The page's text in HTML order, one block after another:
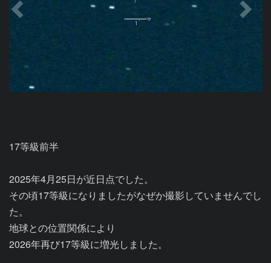
17等級前半
2025年4月25日が近日点でした。
その頃17等級になりましたがなぜか撮影していませんでし
た。
地球との位置関係により
2026年再び17等級に増光しました。